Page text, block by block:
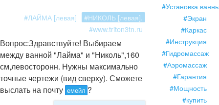
#ЛАЙМА [левая]
#НИКОЛЬ [левая].
#www.triton3tn.ru
Вопрос:Здравствуйте! Выбираем
между ванной "Лайма" и "Николь",160
см,левосторонн. Нужны максимально
точные чертежи (вид сверху). Сможете
выслать на почту емейл ?
#Установка
#Экран
#Каркас
#Инструкция
#Гидромассаж
#Аэромассаж
#Гарантия
#Мощность
#купить